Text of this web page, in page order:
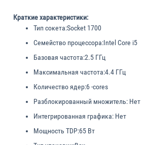
Краткие характеристики:
Тип сокета:Socket 1700
Семейство процессора:Intel Core i5
Базовая частота:2.5 ГГц
Максимальная частота:4.4 ГГц
Количество ядер:6 -cores
Разблокированный множитель: Нет
Интегрированная графика: Нет
Мощность TDP:65 Вт